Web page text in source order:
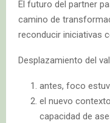
El futuro del partner
camino de
reconducir iniciativas
Desplazamiento del
antes, foco
el nuevo
capacidad de